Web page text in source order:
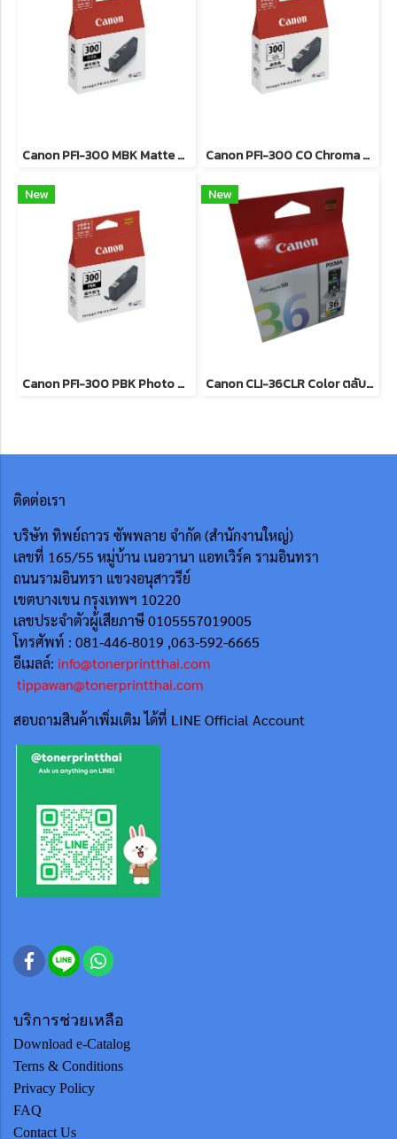
Canon PFI-300 MBK Matte Black ตลับหมึกอิงค์เจ็ท (สีดำด้าน) ของแท้ รับประกันศูนย์ Canon PFI-300 CO Chroma Optimizer ตลับหมึกอิงค์เจ็ท ของแท้ รับประกันศูนย์
New
Canon PFI-300 PBK Photo Black ตลับหมึกอิงค์เจ็ท (สีดำโฟโต้) ของแท้ รับประกันศูนย์
New
Canon CLI-36CLR Color ตลับหมึกอิงค์เจ็ท ( 3 สี ) ของแท้ รับประกันศูนย์
ติดต่อเรา
บริษัท ทิพย์ถาวร ซัพพลาย จำกัด (สำนักงานใหญ่)
เลขที่ 165/55 หมู่บ้าน เนอวานา แอทเวิร์ค รามอินทรา
ถนนรามอินทรา แขวงอนุสาวรีย์
เขตบางเขน กรุงเทพฯ 10220
เลขประจำตัวผู้เสียภาษี 0105557019005
โทรศัพท์ : 081-446-8019 ,063-592-6665
อีเมลล์: info@tonerprintthai.com
tippawan@tonerprintthai.com
สอบถามสินค้าเพิ่มเติม ได้ที่ LINE Official Account
บริการช่วยเหลือ
Download e-Catalog
Terns & Conditions
Privacy Policy
FAQ
Contact Us